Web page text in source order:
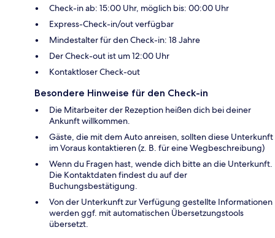
Check-in ab: 15:00 Uhr, möglich bis: 00:00 Uhr
Express-Check-in/out verfügbar
Mindestalter für den Check-in: 18 Jahre
Der Check-out ist um 12:00 Uhr
Kontaktloser Check-out
Besondere Hinweise für den Check-in
Die Mitarbeiter der Rezeption heißen dich bei deiner
Ankunft willkommen.
Gäste, die mit dem Auto anreisen, sollten diese Unterkunft
im Voraus kontaktieren (z. B. für eine Wegbeschreibung)
Wenn du Fragen hast, wende dich bitte an die Unterkunft.
Die Kontaktdaten findest du auf der
Buchungsbestätigung.
Von der Unterkunft zur Verfügung gestellte Informationen
werden ggf. mit automatischen Übersetzungstools
übersetzt.